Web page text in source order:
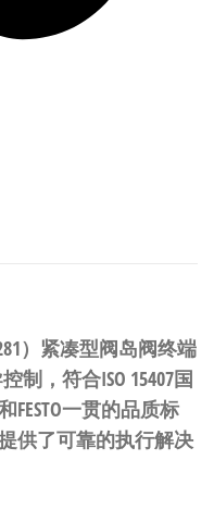
）紧凑型阀岛阀终端
制，符合ISO 15407国
一贯的品质标
供了可靠的执行解决